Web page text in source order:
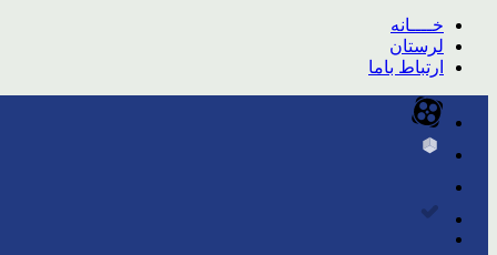
خــــانه
لرستان
ارتباط باما